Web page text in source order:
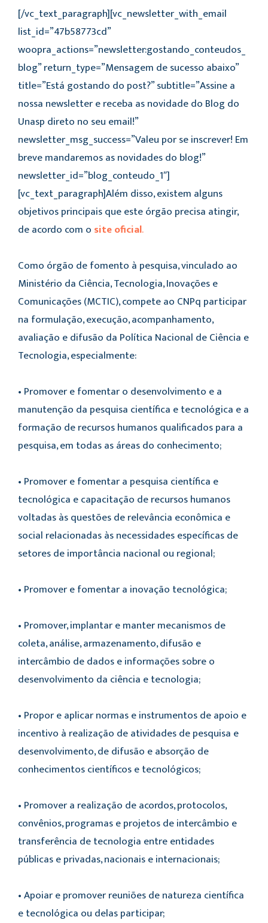
[/vc_text_paragraph][vc_newsletter_with_email
list_id=”47b58773cd”
woopra_actions=”newsletter:gostando_conteudos_
blog” return_type=”Mensagem de sucesso abaixo”
title=”Está gostando do post?” subtitle=”Assine a
nossa newsletter e receba as novidade do Blog do
Unasp direto no seu email!”
newsletter_msg_success=”Valeu por se inscrever! Em
breve mandaremos as novidades do blog!”
newsletter_id=”blog_conteudo_1″]
[vc_text_paragraph]Além disso, existem alguns
objetivos principais que este órgão precisa atingir,
de acordo com o site oficial.
Como órgão de fomento à pesquisa, vinculado ao
Ministério da Ciência, Tecnologia, Inovações e
Comunicações (MCTIC), compete ao CNPq participar
na formulação, execução, acompanhamento,
avaliação e difusão da Política Nacional de Ciência e
Tecnologia, especialmente:
• Promover e fomentar o desenvolvimento e a
manutenção da pesquisa científica e tecnológica e a
formação de recursos humanos qualificados para a
pesquisa, em todas as áreas do conhecimento;
• Promover e fomentar a pesquisa científica e
tecnológica e capacitação de recursos humanos
voltadas às questões de relevância econômica e
social relacionadas às necessidades específicas de
setores de importância nacional ou regional;
• Promover e fomentar a inovação tecnológica;
• Promover, implantar e manter mecanismos de
coleta, análise, armazenamento, difusão e
intercâmbio de dados e informações sobre o
desenvolvimento da ciência e tecnologia;
• Propor e aplicar normas e instrumentos de apoio e
incentivo à realização de atividades de pesquisa e
desenvolvimento, de difusão e absorção de
conhecimentos científicos e tecnológicos;
• Promover a realização de acordos, protocolos,
convênios, programas e projetos de intercâmbio e
transferência de tecnologia entre entidades
públicas e privadas, nacionais e internacionais;
• Apoiar e promover reuniões de natureza científica
e tecnológica ou delas participar;